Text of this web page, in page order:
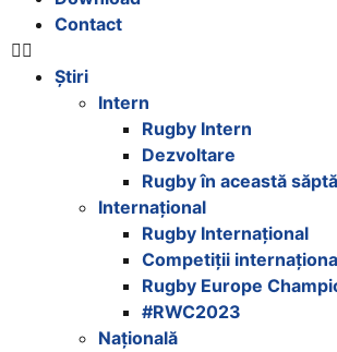
Contact
Știri
Intern
Rugby Intern
Dezvoltare
Rugby în această
Internațional
Rugby Internațional
Competiții
Rugby Europe
#RWC2023
Națională